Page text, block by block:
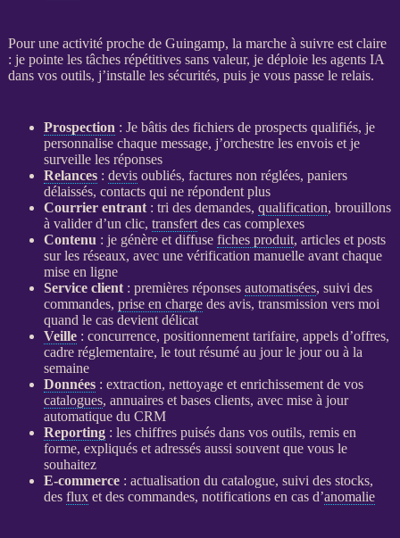
Pour une activité proche de Guingamp, la marche à suivre est claire
: je pointe les tâches répétitives sans valeur, je déploie les agents IA
dans vos outils, j’installe les sécurités, puis je vous passe le relais.
Prospection : Je bâtis des fichiers de prospectsqualifiés, je
personnalise chaque message, j’orchestre les envois et je
surveille les réponses
Relances: devisoubliés, factures non réglées, paniers
délaissés, contacts qui ne répondent plus
Courrier entrant: tri des demandes, qualification, brouillons
à valider d’un clic, transfertdes cas complexes
Contenu : je génère et diffuse fiches produit, articles et posts
sur les réseaux, avec une vérification manuelle avant chaque
mise en ligne
Service client: premières réponses automatisées, suivi des
commandes, prise en chargedes avis, transmission vers moi
quand le cas devient délicat
Veille: concurrence, positionnement tarifaire, appels d’offres,
cadre réglementaire, le tout résumé au jour le jour ou à la
semaine
Données: extraction, nettoyage et enrichissement de vos
catalogues, annuaires et bases clients, avec mise à jour
automatique du CRM
Reporting: les chiffres puisés dans vos outils, remis en
forme, expliqués et adressés aussi souvent que vous le
souhaitez
E-commerce: actualisation du catalogue, suivi des stocks,
des fluxet des commandes, notifications en cas d’anomalie